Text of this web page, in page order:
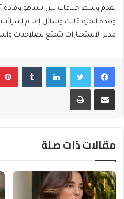
تقدم وسط خلافات بين نتنياهو
وهذه المرة قالت وسائل إعلام
مدير الاستخبارات يتمتع بصلاحيات
فيسبوكتويتر لينكدإن
مشاركة عبر البريد طباعة
مقالات ذات صلة